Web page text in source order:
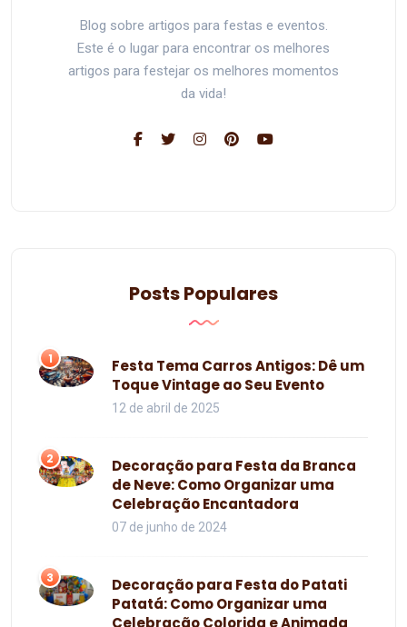
Blog sobre artigos para festas e eventos.
Este é o lugar para encontrar os melhores
artigos para festejar os melhores momentos
da vida!
Posts Populares
1
Festa Tema Carros Antigos: Dê um
Toque Vintage ao Seu Evento
12 de abril de 2025
2
Decoração para Festa da Branca
de Neve: Como Organizar uma
Celebração Encantadora
07 de junho de 2024
3
Decoração para Festa do Patati
Patatá: Como Organizar uma
Celebração Colorida e Animada